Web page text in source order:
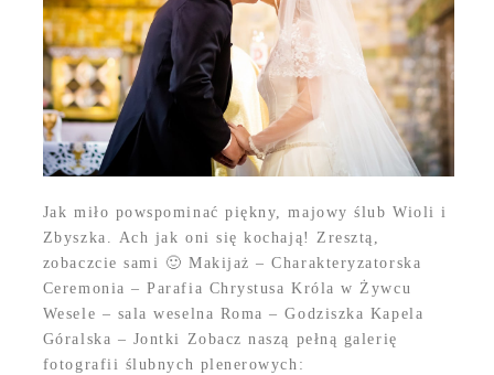
Jak miło powspominać piękny, majowy ślub Wioli i
Zbyszka. Ach jak oni się kochają! Zresztą,
zobaczcie sami 🙂 Makijaż – Charakteryzatorska
Ceremonia – Parafia Chrystusa Króla w Żywcu
Wesele – sala weselna Roma – Godziszka Kapela
Góralska – Jontki Zobacz naszą pełną galerię
fotografii ślubnych plenerowych: